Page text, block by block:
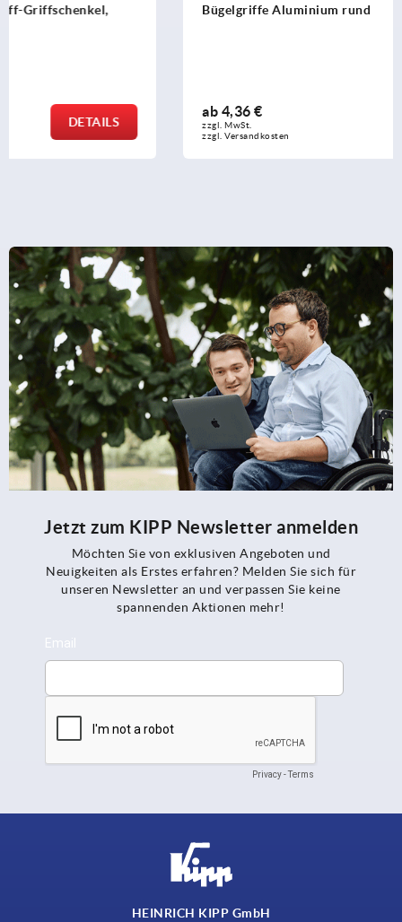
Bügelgriffe Aluminium rund
4,36 €
zzgl. MwSt.
zzgl. Versandkosten
Jetzt zum KIPP Newsletter anmelden
Möchten Sie von exklusiven Angeboten und
Neuigkeiten als Erstes erfahren? Melden Sie sich für
unseren Newsletter an und verpassen Sie keine
spannenden Aktionen mehr!
HEINRICH KIPP GmbH